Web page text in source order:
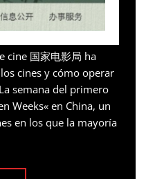
cine 国家电影局 ha
cines y cómo operar
semana del primero
Weeks« en China, un
en los que la mayoría